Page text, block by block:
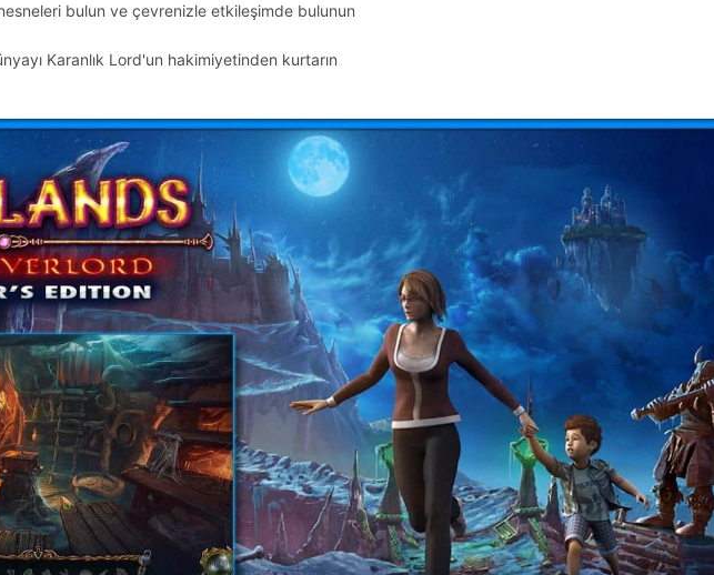
bulun ve çevrenizle etkileşimde bulunun
Karanlık Lord'un hakimiyetinden kurtarın